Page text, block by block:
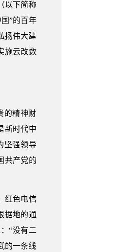
以下简称
”的百年
扬伟大建
施云改数
的精神财
新时代中
坚强领导
共产党的
红色电信
据地的通
“没有二
的一条线